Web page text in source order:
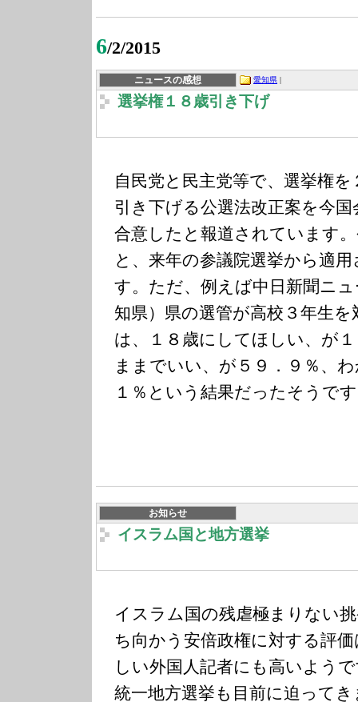
6/2/2015
ニュースの感想 愛知県
選挙権１８歳引き下げ
自民党と民主党等で、選挙権
引き下げる公選法改正案を今
合意したと報道されています
と、来年の参議院選挙から適
す。ただ、例えば中日新聞ニ
知県）県の選管が高校３年生
は、１８歳にしてほしい、が
ままでいい、が５９．９％、
１％という結果だったそうで
お知らせ
イスラム国と地方選挙
イスラム国の残虐極まりない
ち向かう安倍政権に対する評
しい外国人記者にも高いよう
統一地方選挙も目前に迫って